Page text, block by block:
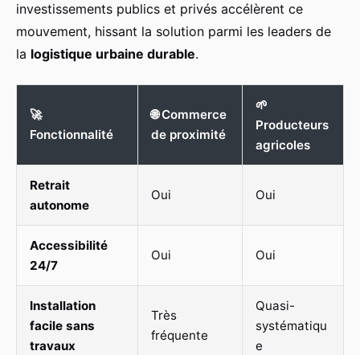
investissements publics et privés accélèrent ce
mouvement, hissant la solution parmi les leaders de
la logistique urbaine durable.
🚀
Fonctionnalité
🌐 Commerce
de proximité
🌱
Producteurs
agricoles
Retrait
autonome
Oui Oui
Accessibilité
24/7
Oui Oui
Installation
facile sans
travaux
Très
fréquente
Quasi-
systématiqu
e